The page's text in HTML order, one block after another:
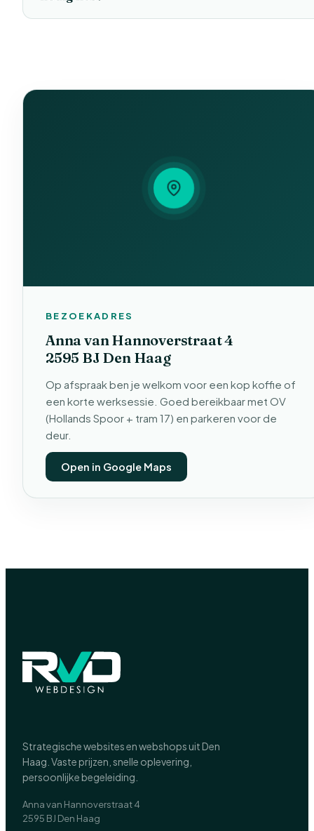
BEZOEKADRES
Anna van Hannoverstraat 4
2595 BJ Den Haag
Op afspraak ben je welkom voor een kop koffie of
een korte werksessie. Goed bereikbaar met OV
(Hollands Spoor + tram 17) en parkeren voor de
deur.
Open in Google Maps
Strategische websites en webshops uit Den
Haag. Vaste prijzen, snelle oplevering,
persoonlijke begeleiding.
Anna van Hannoverstraat 4
2595 BJ Den Haag